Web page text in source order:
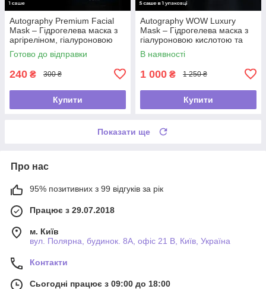
Autography Premium Facial
Mask – Гідрогелева маска з
аргіреліном, гіалуроновою
кислотою і колагеном, саше
Готово до відправки
240 ₴ 300 ₴
Купити
Autography WOW Luxury
Mask – Гідрогелева маска з
гіалуроновою кислотою та
колагеном, 5 саше в 1 уп.
В наявності
1 000 ₴ 1 250 ₴
Купити
Показати ще
Про нас
95% позитивних з 99 відгуків за рік
Працює з 29.07.2018
м. Київ
вул. Полярна, будинок. 8А, офіс 21 В, Київ, Україна
Контакти
Сьогодні працює з 09:00 до 18:00